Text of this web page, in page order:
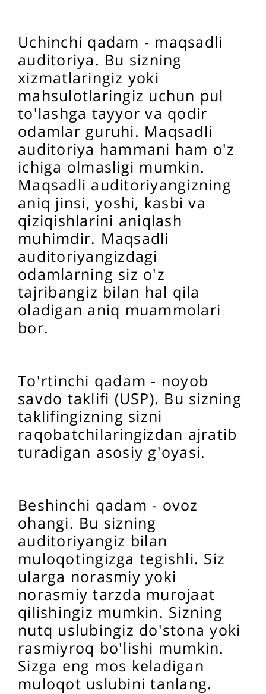
Uchinchi qadam - maqsadli
auditoriya. Bu sizning
xizmatlaringiz yoki
mahsulotlaringiz uchun pul
to'lashga tayyor va qodir
odamlar guruhi. Maqsadli
auditoriya hammani ham o'z
ichiga olmasligi mumkin.
Maqsadli auditoriyangizning
aniq jinsi, yoshi, kasbi va
qiziqishlarini aniqlash
muhimdir. Maqsadli
auditoriyangizdagi
odamlarning siz o'z
tajribangiz bilan hal qila
oladigan aniq muammolari
bor.
To'rtinchi qadam - noyob
savdo taklifi (USP). Bu sizning
taklifingizning sizni
raqobatchilaringizdan ajratib
turadigan asosiy g'oyasi.
Beshinchi qadam - ovoz
ohangi. Bu sizning
auditoriyangiz bilan
muloqotingizga tegishli. Siz
ularga norasmiy yoki
norasmiy tarzda murojaat
qilishingiz mumkin. Sizning
nutq uslubingiz do'stona yoki
rasmiyroq bo'lishi mumkin.
Sizga eng mos keladigan
muloqot uslubini tanlang.